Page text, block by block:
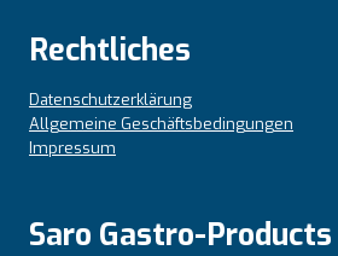
Rechtliches
Datenschutzerklärung
Allgemeine Geschäftsbedingungen
Impressum
Saro Gastro-Products